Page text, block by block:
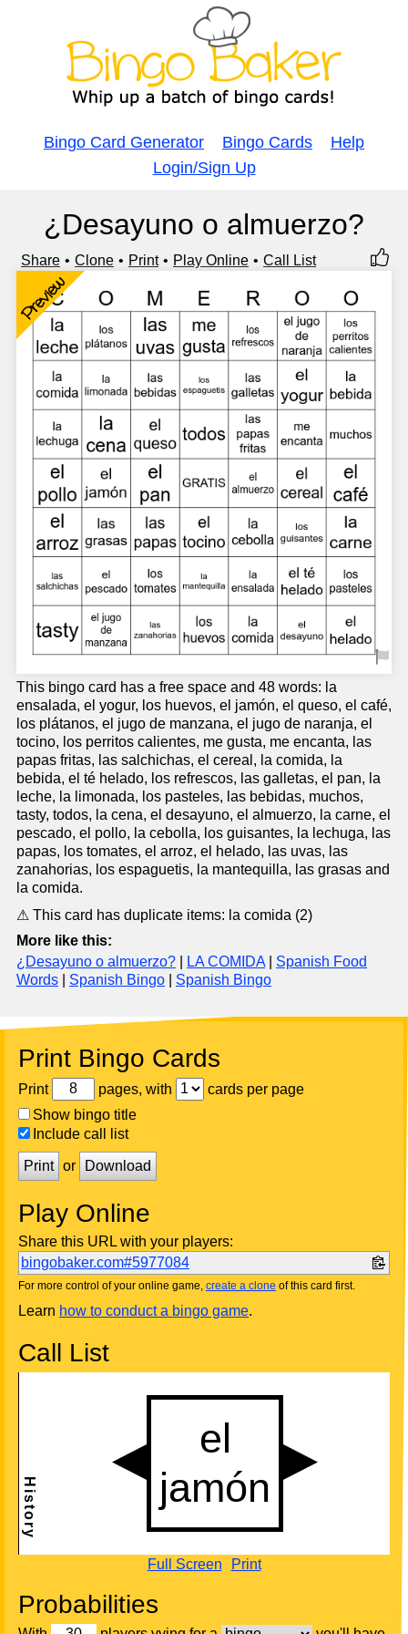
Bingo Card Generator Bingo Cards
Help
Login/Sign Up
¿Desayuno o almuerzo?
Share Clone Print Play Online Call List
Preview
This bingo card has a free space and 48 words: la
ensalada, el yogur, los huevos, el jamón, el queso, el café,
los plátanos, el jugo de manzana, el jugo de naranja, el
tocino, los perritos calientes, me gusta, me encanta, las
papas fritas, las salchichas, el cereal, la comida, la
bebida, el té helado, los refrescos, las galletas, el pan, la
leche, la limonada, los pasteles, las bebidas, muchos,
tasty, todos, la cena, el desayuno, el almuerzo, la carne, el
pescado, el pollo, la cebolla, los guisantes, la lechuga, las
papas, los tomates, el arroz, el helado, las uvas, las
zanahorias, los espaguetis, la mantequilla, las grasas and
la comida.
⚠ This card has duplicate items: la comida (2)
More like this:
¿Desayuno o almuerzo?
LA COMIDA| Spanish Food
Words
Spanish Bingo Spanish Bingo
Print Bingo Cards
Print pages, with
cards per page
Show bingo title
Include call list
Print or Download
Play Online
Share this URL with your players:
bingobaker.com#5977084
For more control of your online game, create a clone of this card first.
Learn how to conduct a bingo game.
Call List
Full Screen Print
Probabilities